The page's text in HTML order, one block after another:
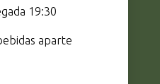
19:30
aparte